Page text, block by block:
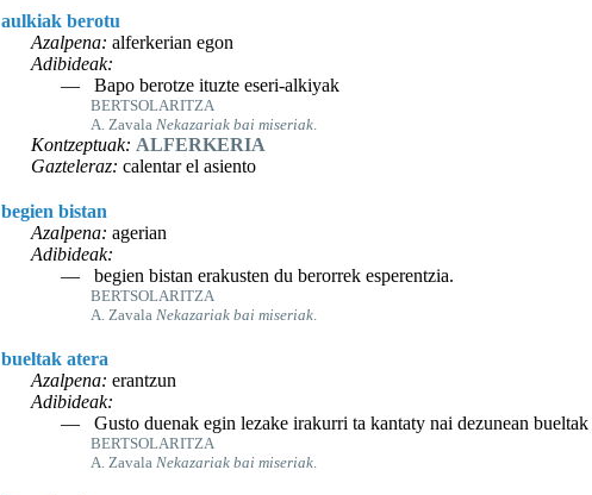
aulkiak berotu
Azalpena: alferkerian egon
Adibideak:
— Bapo berotze ituzte eseri-alkiyak
BERTSOLARITZA
A. Zavala Nekazariak bai miseriak.
Kontzeptuak: ALFERKERIA
Gazteleraz: calentar el asiento
begien bistan
Azalpena: agerian
Adibideak:
— begien bistan erakusten du berorrek esperentzia.
BERTSOLARITZA
A. Zavala Nekazariak bai miseriak.
bueltak atera
Azalpena: erantzun
Adibideak:
— Gusto duenak egin lezake irakurri ta kantaty nai dezunean bueltak
BERTSOLARITZA
A. Zavala Nekazariak bai miseriak.